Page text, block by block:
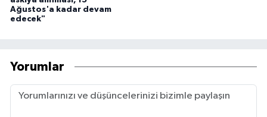
Ağustos'a kadar devam
edecek"
Yorumlar